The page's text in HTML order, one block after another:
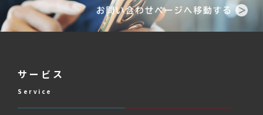
サービス
Service